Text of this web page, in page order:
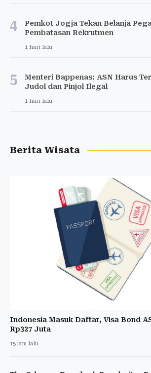
4
Pemkot Jogja Tekan Belanja
Pembatasan Rekrutmen
1 hari lalu
5
Menteri Bappenas: ASN Harus
Judol dan Pinjol Ilegal
1 hari lalu
Berita Wisata
Indonesia Masuk Daftar, Visa Bond
Rp327 Juta
15 jam lalu